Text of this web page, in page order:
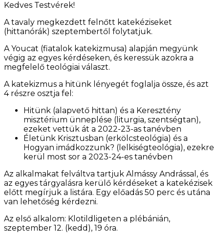
Kedves Testvérek!
A tavaly megkezdett felnőtt katekéziseket
(hittanórák) szeptembertől folytatjuk.
A Youcat (fiatalok katekizmusa) alapján megyünk
végig az egyes kérdéseken, és keressük azokra a
megfelelő teológiai választ.
A katekizmus a hitünk lényegét foglalja össze, és azt
4 részre osztja fel:
Hitünk (alapvető hittan) és a Keresztény
misztérium ünneplése (liturgia, szentségtan),
ezeket vettük át a 2022-23-as tanévben
Életünk Krisztusban (erkölcsteológia) és a
Hogyan imádkozzunk? (lelkiségteológia), ezekre
kerül most sor a 2023-24-es tanévben
Az alkalmakat felváltva tartjuk Almássy Andrással, és
az egyes tárgyalásra kerülő kérdéseket a katekézisek
előtt megírjuk a listára. Egy előadás 50 perc és utána
van lehetőség kérdezni.
Az első alkalom: Klotildligeten a plébánián,
szeptember 12. (kedd), 19 óra.